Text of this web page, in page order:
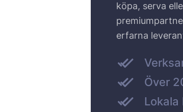
köpa, serva
erfarna
Över